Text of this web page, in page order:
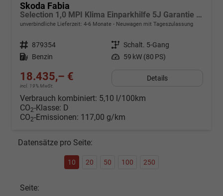
Skoda Fabia
Selection 1,0 MPI Klima Einparkhilfe 5J Garantie LED Apple Carplay Bluetooth
unverbindliche Lieferzeit: 4-6 Monate Neuwagen mit Tageszulassung
Fahrzeugnr. 879354 Getriebe Schalt. 5-Gang
Kraftstoff Benzin Leistung 59 kW (80 PS)
18.435,– €
incl. 19% MwSt.
Details
Verbrauch kombiniert: 5,10 l/100km
CO2-Klasse: D
CO2-Emissionen: 117,00 g/km
Datensätze pro Seite:
10 20 50 100 250
Seite: